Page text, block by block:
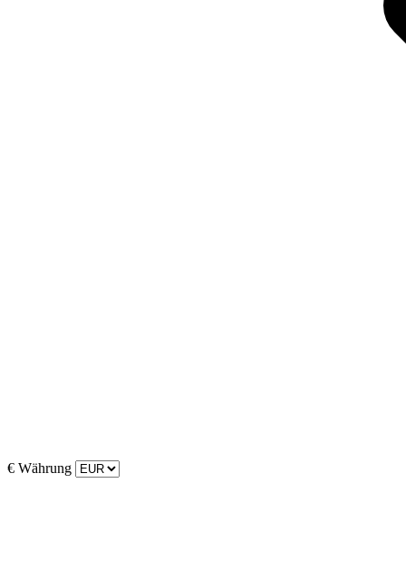
€ Währung